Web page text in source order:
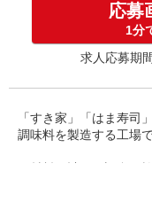
応募
1分
求人応募期
「すき家」「はま寿司
調味料を製造する工場
あなたに合った作業を